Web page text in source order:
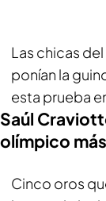
Las chicas del
ponían la
esta prueba
Saúl
olímpico
Cinco oros